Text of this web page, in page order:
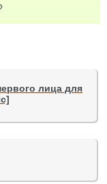
лица для